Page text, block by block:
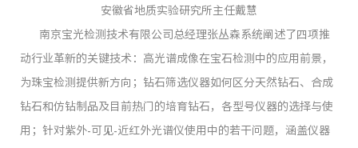
安徽省地质实验研究所主任戴慧
南京宝光检测技术有限公司总经理张丛森系统阐述了四项推
动行业革新的关键技术：高光谱成像在宝石检测中的应用前景，
为珠宝检测提供新方向；钻石筛选仪器如何区分天然钻石、合成
钻石和仿钻制品及目前热门的培育钻石，各型号仪器的选择与使
用；针对紫外-可见-近红外光谱仪使用中的若干问题，涵盖仪器